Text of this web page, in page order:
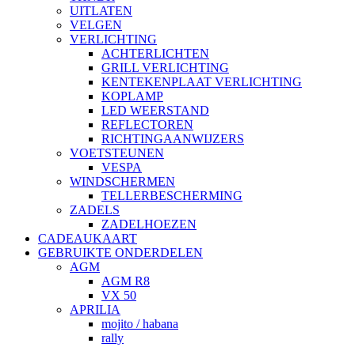
UITLATEN
VELGEN
VERLICHTING
ACHTERLICHTEN
GRILL VERLICHTING
KENTEKENPLAAT VERLICHTING
KOPLAMP
LED WEERSTAND
REFLECTOREN
RICHTINGAANWIJZERS
VOETSTEUNEN
VESPA
WINDSCHERMEN
TELLERBESCHERMING
ZADELS
ZADELHOEZEN
CADEAUKAART
GEBRUIKTE ONDERDELEN
AGM
AGM R8
VX 50
APRILIA
mojito / habana
rally